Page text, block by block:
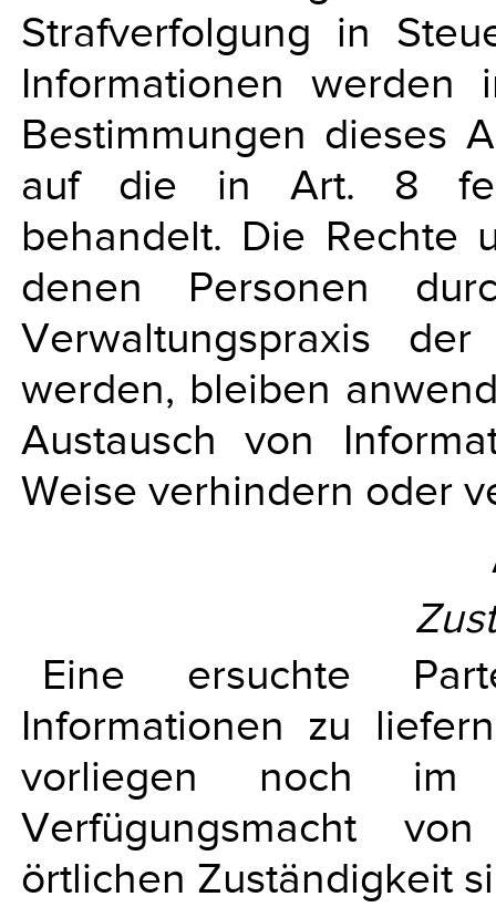
Strafverfolgung in
Informationen werden
Bestimmungen dieses
auf die in Art. 8
behandelt. Die Rechte
denen Personen
Verwaltungspraxis
werden, bleiben
Austausch von
Weise verhindern oder
Eine ersuchte
Informationen zu
vorliegen noch
Verfügungsmacht
örtlichen Zuständigkeit